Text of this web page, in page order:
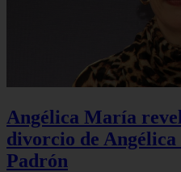
Angélica María
divorcio de
Padrón